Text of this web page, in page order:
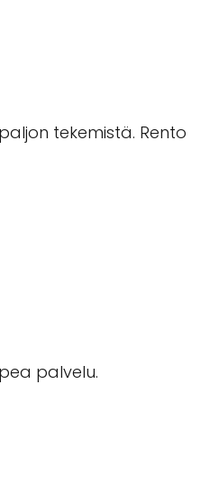
tekemistä. Rento
palvelu.